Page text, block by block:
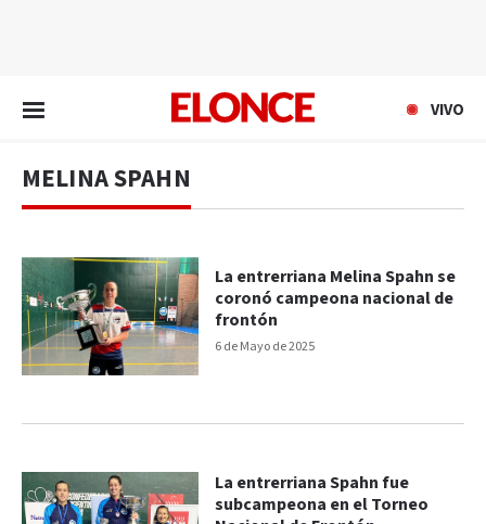
VIVO
MELINA SPAHN
6 de Mayo de 2025
La entrerriana Melina Spahn se
coronó campeona nacional de
frontón
La entrerriana Spahn fue
subcampeona en el Torneo